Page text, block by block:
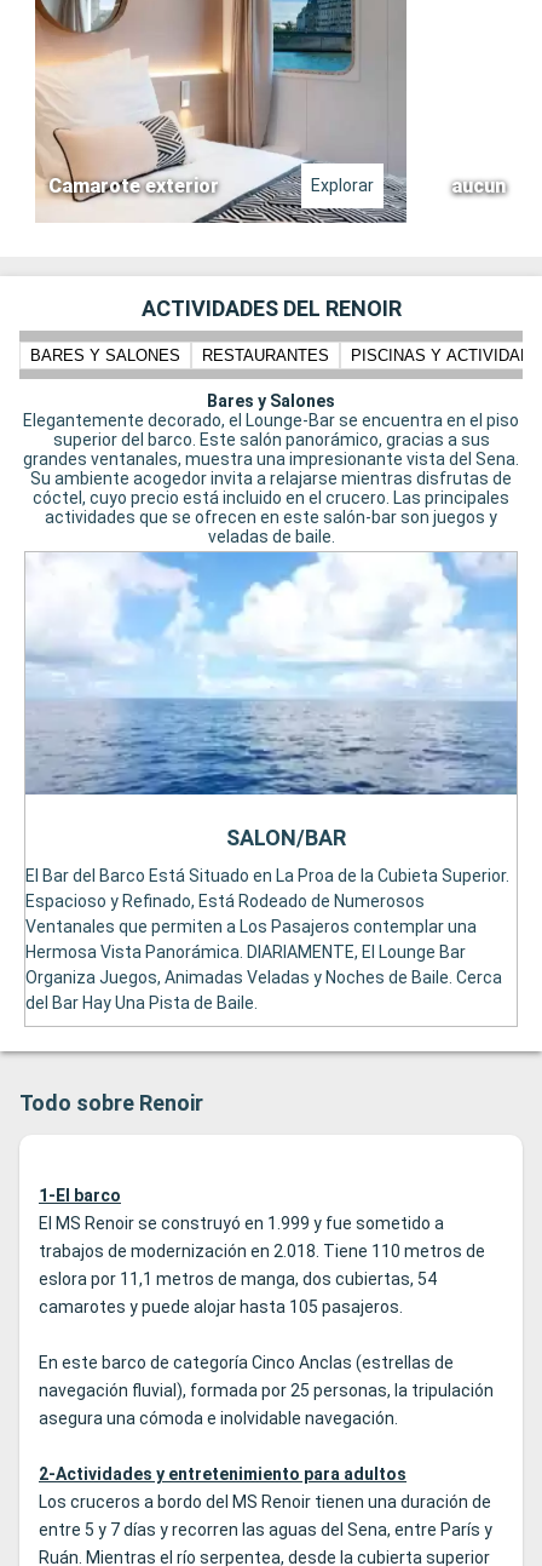
Camarote exterior Explorar aucun
ACTIVIDADES DEL RENOIR
BARES Y SALONES RESTAURANTES PISCINAS Y
Bares y Salones
Elegantemente decorado, el Lounge-Bar se encuentra en el piso
superior del barco. Este salón panorámico, gracias a sus
grandes ventanales, muestra una impresionante vista del Sena.
Su ambiente acogedor invita a relajarse mientras disfrutas de
cóctel, cuyo precio está incluido en el crucero. Las principales
actividades que se ofrecen en este salón-bar son juegos y
veladas de baile.
El Bar del Barco Está Situado en La Proa de la Cubieta Superior.
Espacioso y Refinado, Está Rodeado de Numerosos
Ventanales que permiten a Los Pasajeros contemplar una
Hermosa Vista Panorámica. DIARIAMENTE, El Lounge Bar
Organiza Juegos, Animadas Veladas y Noches de Baile. Cerca
del Bar Hay Una Pista de Baile.
SALON/BAR
Todo sobre Renoir
1-El barco
El MS Renoir se construyó en 1.999 y fue sometido a
trabajos de modernización en 2.018. Tiene 110 metros de
eslora por 11,1 metros de manga, dos cubiertas, 54
camarotes y puede alojar hasta 105 pasajeros.
En este barco de categoría Cinco Anclas (estrellas de
navegación fluvial), formada por 25 personas, la tripulación
asegura una cómoda e inolvidable navegación.
2-Actividades y entretenimiento para adultos
Los cruceros a bordo del MS Renoir tienen una duración de
entre 5 y 7 días y recorren las aguas del Sena, entre París y
Ruán. Mientras el río serpentea, desde la cubierta superior